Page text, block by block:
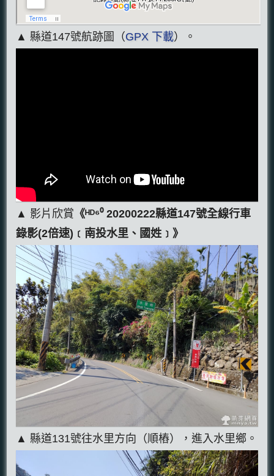
▲ 縣道147號航跡圖（GPX 下載）。
▲ 影片欣賞 《ᴴᴰ⁶⁰ 20200222縣道147號全線行車
錄影(2倍速)﹝南投水里、國姓﹞》
▲ 縣道131號往水里方向（順樁），進入水里鄉。